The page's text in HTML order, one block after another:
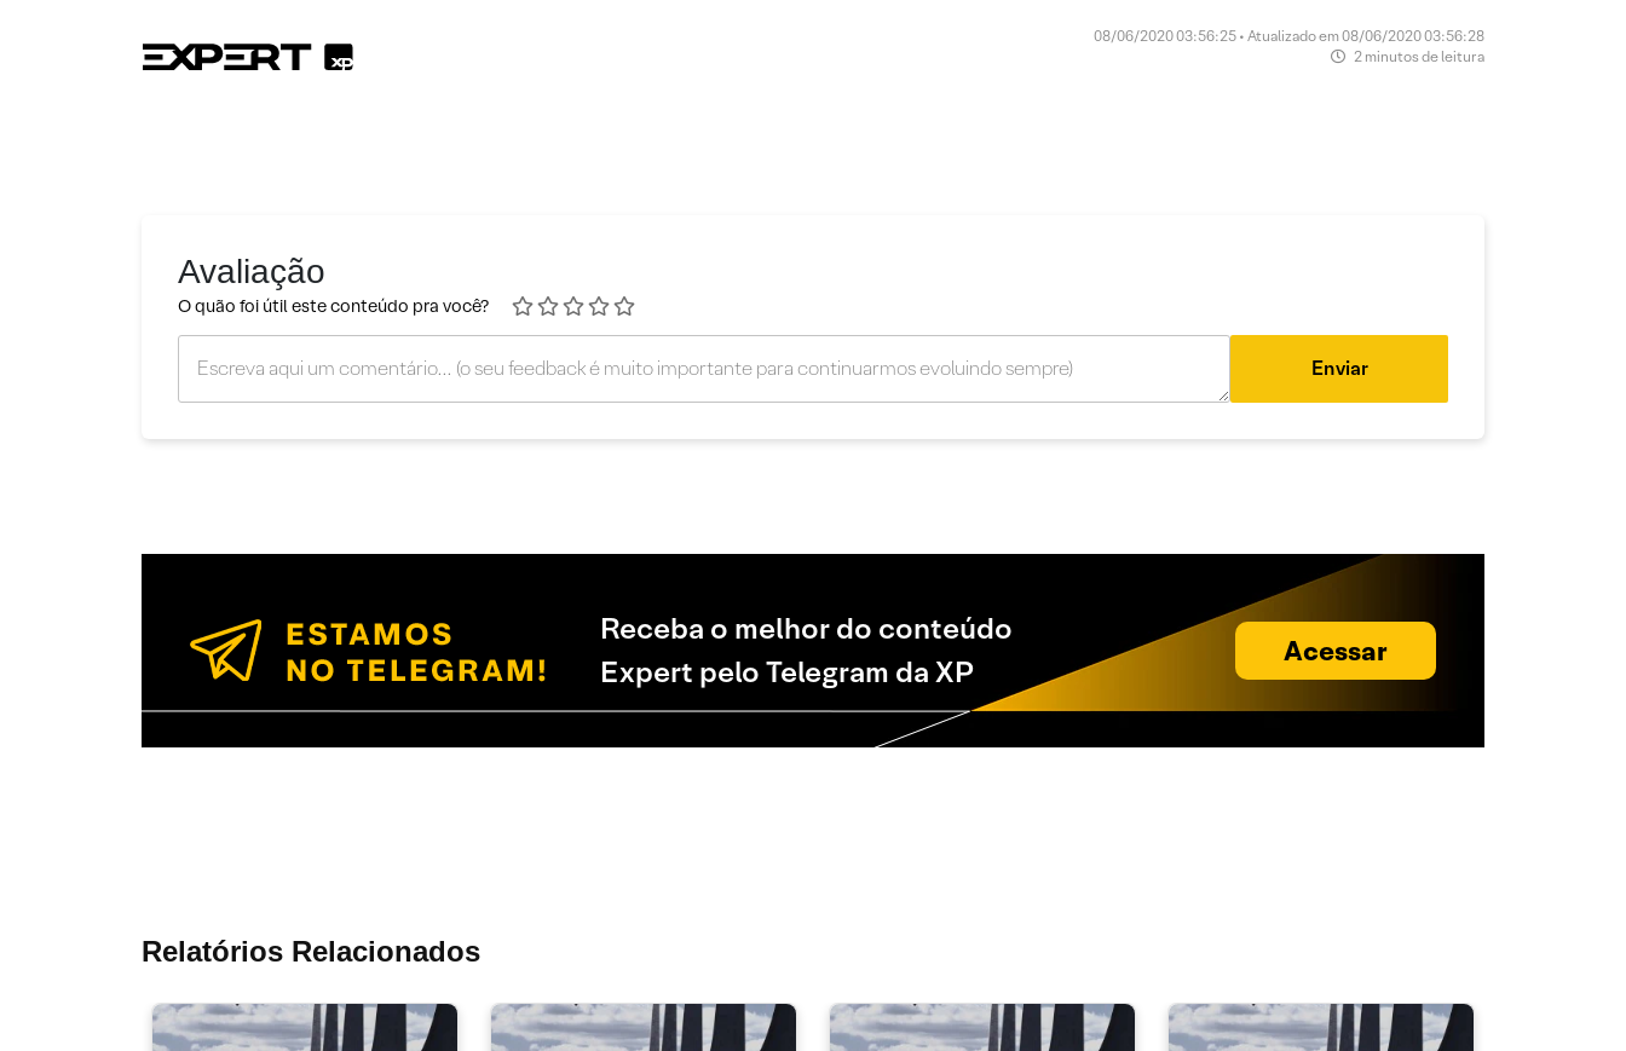
08/06/2020 03:56:25 • Atualizado em 08/06/2020 03:56:28
2 minutos de leitura
Avaliação
O quão foi útil este conteúdo pra você?
Enviar
Receba o melhor do conteúdo
Expert pelo Telegram da XP
Acessar
Relatórios Relacionados